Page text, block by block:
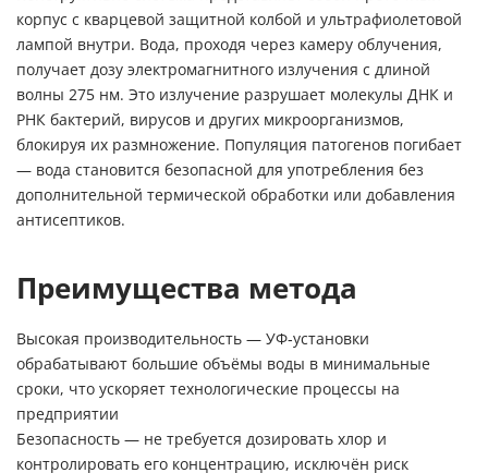
корпус с кварцевой защитной колбой и ультрафиолетовой
лампой внутри. Вода, проходя через камеру облучения,
получает дозу электромагнитного излучения с длиной
волны 275 нм. Это излучение разрушает молекулы ДНК и
РНК бактерий, вирусов и других микроорганизмов,
блокируя их размножение. Популяция патогенов погибает
— вода становится безопасной для употребления без
дополнительной термической обработки или добавления
антисептиков.
Преимущества метода
Высокая производительность — УФ‑установки
обрабатывают большие объёмы воды в минимальные
сроки, что ускоряет технологические процессы на
предприятии
Безопасность — не требуется дозировать хлор и
контролировать его концентрацию, исключён риск